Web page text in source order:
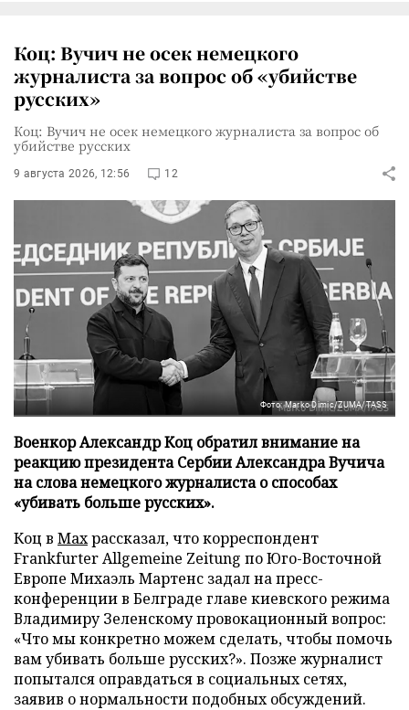
Коц: Вучич не осек немецкого
журналиста за вопрос об «убийстве
русских»
Коц: Вучич не осек немецкого журналиста за вопрос об
убийстве русских
9 августа 2026, 12:56 12
Фото: Marko Dimic/ZUMA/TASS
Военкор Александр Коц обратил внимание на
реакцию президента Сербии Александра Вучича
на слова немецкого журналиста о способах
«убивать больше русских».
Коц в Махрассказал, что корреспондент
Frankfurter Allgemeine Zeitung по Юго-Восточной
Европе Михаэль Мартенс задал на пресс-
конференции в Белграде главе киевского режима
Владимиру Зеленскому провокационный вопрос:
«Что мы конкретно можем сделать, чтобы помочь
вам убивать больше русских?». Позже журналист
попытался оправдаться в социальных сетях,
заявив о нормальности подобных обсуждений.